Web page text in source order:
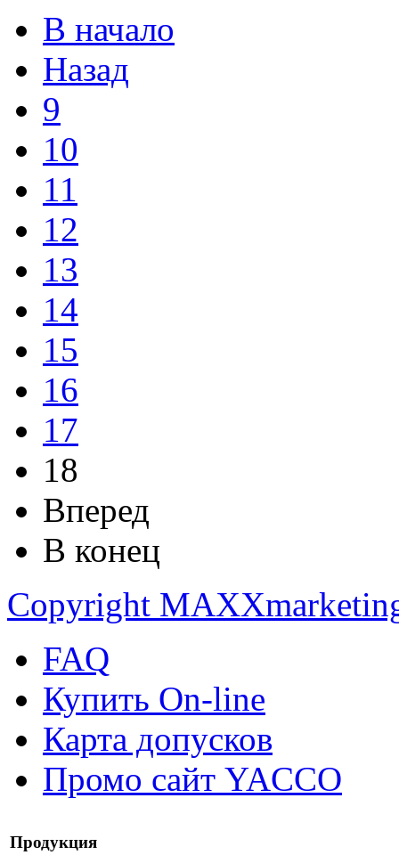
В начало
Назад
9
10
11
12
13
14
15
16
17
18
Вперед
В конец
Copyright
FAQ
Купить On-line
Карта допусков
Промо сайт YACCO
Продукция